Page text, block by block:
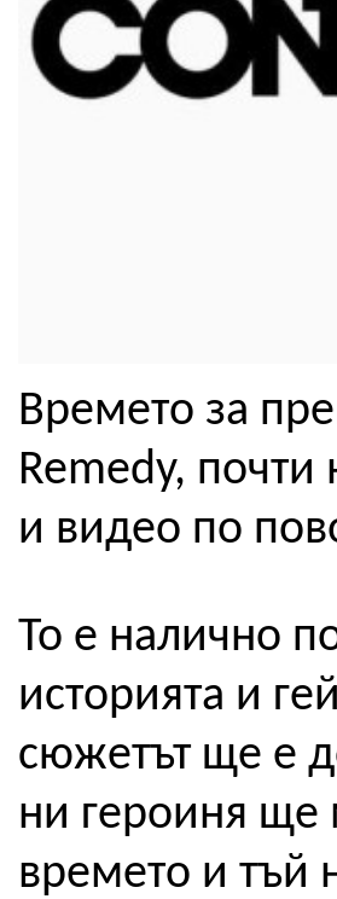
Времето за
Remedy,
и видео по
То е налично
историята и
сюжетът ще е
ни героиня ще
времето и тъй